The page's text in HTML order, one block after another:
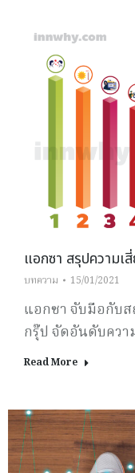
แอกซา สรุปความเ
บทความ 15/01/2021
แอกซา จับมือกับส
กรุ๊ป จัดอันดับควา
Read More